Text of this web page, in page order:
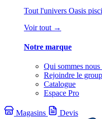
Tout l'univers Oasis
Voir tout →
Notre marque
Qui sommes nous
Rejoindre le
Catalogue
Espace Pro
Magasins Devis